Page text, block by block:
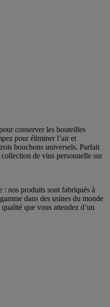
conserver les bouteilles
pour éliminer l’air et
bouchons universels. Parfait
de vins personnelle sur
: nos produits sont fabriqués à
dans des usines du monde
que vous attendez d’un